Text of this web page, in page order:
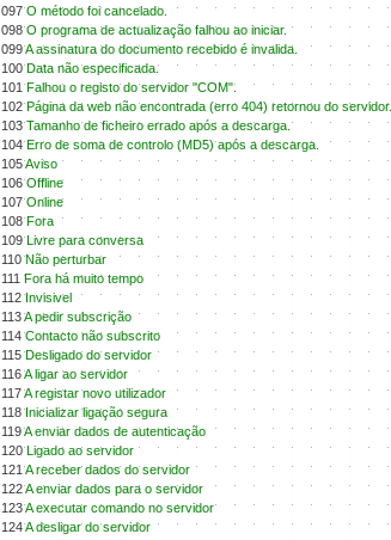
097O método foi cancelado.
098O programa de actualização falhou ao iniciar.
099A assinatura do documento recebido é invalida.
100Data não especificada.
101Falhou o registo do servidor "COM".
102Página da web não encontrada (erro 404) retornou do servidor.
103Tamanho de ficheiro errado após a descarga.
104Erro de soma de controlo (MD5) após a descarga.
105Aviso
106Offline
107Online
108Fora
109Livre para conversa
110Não perturbar
111 Fora há muito tempo
112Invisivel
113A pedir subscrição
114Contacto não subscrito
115Desligado do servidor
116A ligar ao servidor
117A registar novo utilizador
118Inicializar ligação segura
119A enviar dados de autenticação
120Ligado ao servidor
121A receber dados do servidor
122A enviar dados para o servidor
123A executar comando no servidor
124A desligar do servidor